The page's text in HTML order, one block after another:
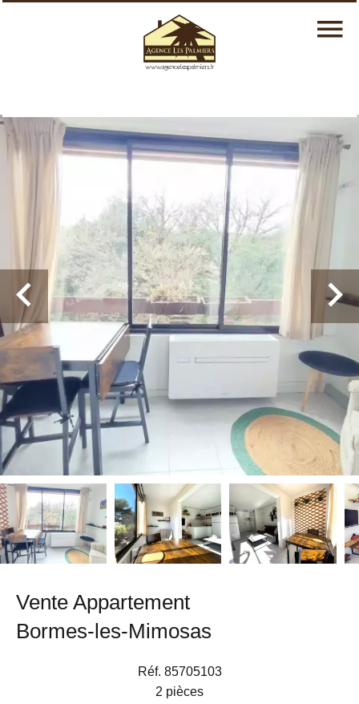
Vente Appartement
Bormes-les-Mimosas
Réf. 85705103
2 pièces